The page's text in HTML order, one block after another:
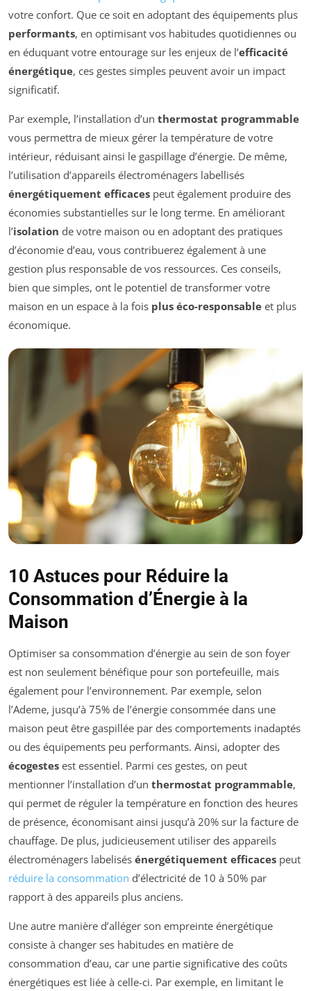
votre confort. Que ce soit en adoptant des équipements plus
performants, en optimisant vos habitudes quotidiennes ou
en éduquant votre entourage sur les enjeux de l’efficacité
énergétique, ces gestes simples peuvent avoir un impact
significatif.
Par exemple, l’installation d’un thermostat programmable
vous permettra de mieux gérer la température de votre
intérieur, réduisant ainsi le gaspillage d’énergie. De même,
l’utilisation d’appareils électroménagers labellisés
énergétiquement efficaces peut également produire des
économies substantielles sur le long terme. En améliorant
l’isolation de votre maison ou en adoptant des pratiques
d’économie d’eau, vous contribuerez également à une
gestion plus responsable de vos ressources. Ces conseils,
bien que simples, ont le potentiel de transformer votre
maison en un espace à la fois plus éco-responsable et plus
économique.
10 Astuces pour Réduire la
Consommation d’Énergie à la
Maison
Optimiser sa consommation d’énergie au sein de son foyer
est non seulement bénéfique pour son portefeuille, mais
également pour l’environnement. Par exemple, selon
l’Ademe, jusqu’à 75% de l’énergie consommée dans une
maison peut être gaspillée par des comportements inadaptés
ou des équipements peu performants. Ainsi, adopter des
écogestes est essentiel. Parmi ces gestes, on peut
mentionner l’installation d’un thermostat programmable,
qui permet de réguler la température en fonction des heures
de présence, économisant ainsi jusqu’à 20% sur la facture de
chauffage. De plus, judicieusement utiliser des appareils
électroménagers labelisés énergétiquement efficaces peut
réduire la consommation d’électricité de 10 à 50% par
rapport à des appareils plus anciens.
Une autre manière d’alléger son empreinte énergétique
consiste à changer ses habitudes en matière de
consommation d’eau, car une partie significative des coûts
énergétiques est liée à celle-ci. Par exemple, en limitant le